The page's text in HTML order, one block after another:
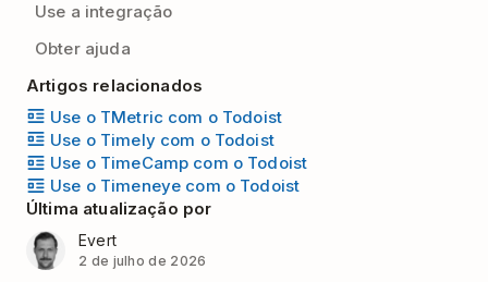
Use a integração
Obter ajuda
Artigos relacionados
Use o TMetric com o Todoist
Use o Timely com o Todoist
Use o TimeCamp com o Todoist
Use o Timeneye com o Todoist
Última atualização por
Evert
2 de julho de 2026